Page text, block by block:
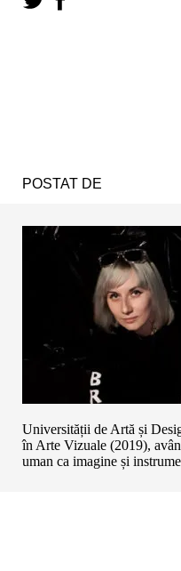
POSTAT DE
Universității de Artă și
în Arte Vizuale (2019),
uman ca imagine și